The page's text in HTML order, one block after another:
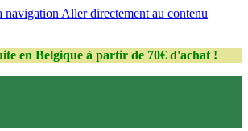
navigation Aller directement au contenu
en Belgique à partir de 70€ d'achat !